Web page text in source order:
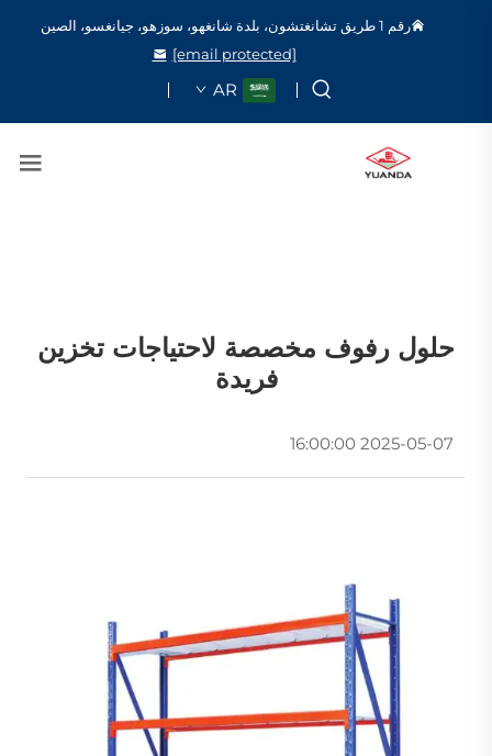
رقم 1 طريق تشانغتشون، بلدة شانغهو، سوزهو، جيانغسو، الصين
[email protected]
AR
حلول رفوف مخصصة لاحتياجات تخزين
فريدة
2025-05-07 16:00:00